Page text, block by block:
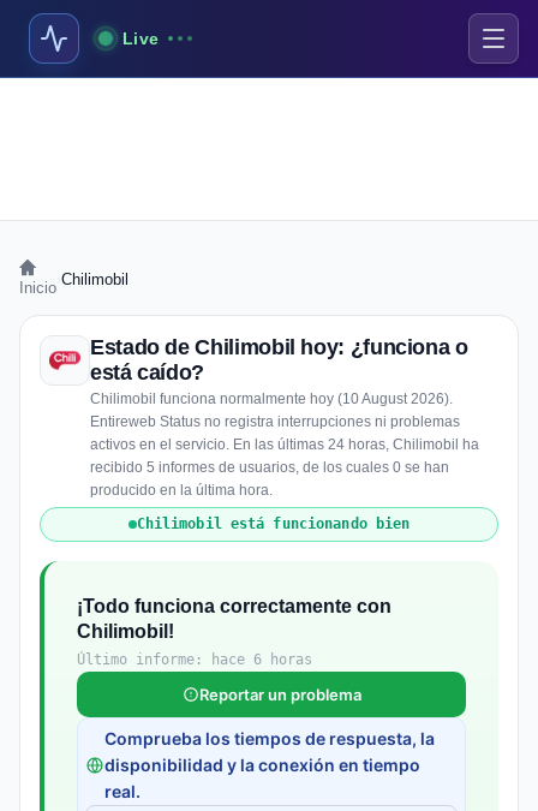
Live
Inicio Chilimobil
Estado de Chilimobil hoy: ¿funciona o
está caído?
Chilimobil funciona normalmente hoy (10 August 2026).
Entireweb Status no registra interrupciones ni problemas
activos en el servicio. En las últimas 24 horas, Chilimobil ha
recibido 5 informes de usuarios, de los cuales 0 se han
producido en la última hora.
Chilimobil está funcionando bien
¡Todo funciona correctamente con
Chilimobil!
Último informe: hace 6 horas
Reportar un problema
Comprueba los tiempos de respuesta, la
disponibilidad y la conexión en tiempo
real.